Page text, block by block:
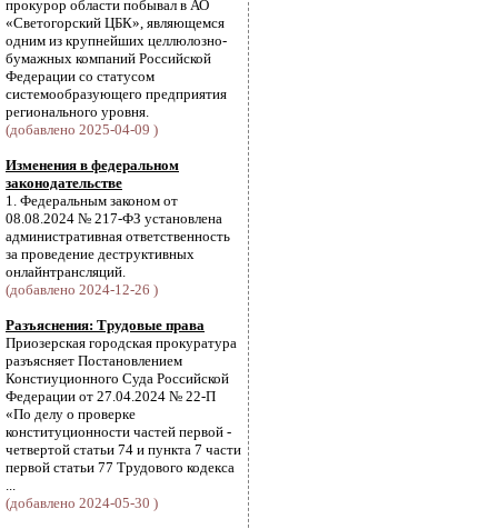
прокурор области побывал в АО
«Светогорский ЦБК», являющемся
одним из крупнейших целлюлозно-
бумажных компаний Российской
Федерации со статусом
системообразующего предприятия
регионального уровня.
(добавлено 2025-04-09 )
Изменения в федеральном
законодательстве
1. Федеральным законом от
08.08.2024 № 217-ФЗ установлена
административная ответственность
за проведение деструктивных
онлайнтрансляций.
(добавлено 2024-12-26 )
Разъяснения: Трудовые права
Приозерская городская прокуратура
разъясняет Постановлением
Констиуционного Суда Российской
Федерации от 27.04.2024 № 22-П
«По делу о проверке
конституционности частей первой -
четвертой статьи 74 и пункта 7 части
первой статьи 77 Трудового кодекса
...
(добавлено 2024-05-30 )